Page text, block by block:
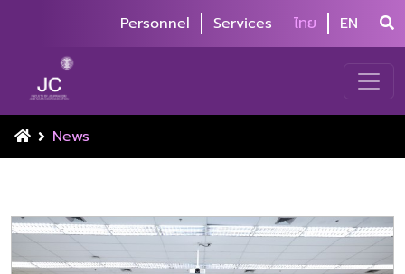
Personnel Services ไทย EN
News